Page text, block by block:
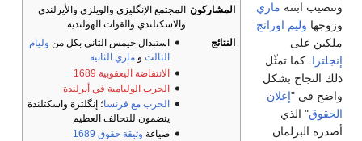
المشاركون
المجتمع الإنگليزي والويلزي والأيرلندي
والاسكتلندي والقوات الهولندية
النتائج
استبدال جيمس الثاني بكل من وليام
الثالثو ماري الثانية
الانتفاضة اليعقوبية 1689
الحرب الوليامية في أيرلندة
الحرب مع فرنسا؛ إنگلترة واسكتلندة
ينضمون للتحالف العظيم
صياغة وثيقة حقوق 1689
وتنصيب ابنته ماري
وزوجها وليم اورانج
ملكين على
إنجلترا . كما تمثّل
ذلك النجاح بشكل
واضح في "إعلان
الحقوق" الذي
أصدره البرلمان